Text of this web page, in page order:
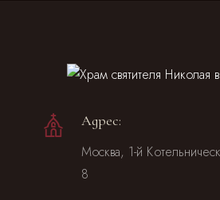
Адрес:
Москва, 1-й
8